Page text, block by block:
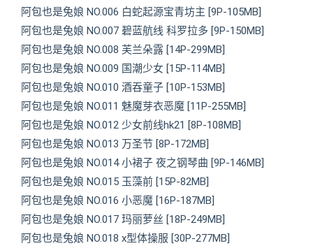
阿包也是兔娘 NO.006 白蛇起源宝青坊主 [9P-105MB]
阿包也是兔娘 NO.007 碧蓝航线 科罗拉多 [9P-150MB]
阿包也是兔娘 NO.008 芙兰朵露 [14P-299MB]
阿包也是兔娘 NO.009 国潮少女 [15P-114MB]
阿包也是兔娘 NO.010 酒吞童子 [10P-153MB]
阿包也是兔娘 NO.011 魅魔芽衣恶魔 [11P-255MB]
阿包也是兔娘 NO.012 少女前线hk21 [8P-108MB]
阿包也是兔娘 NO.013 万圣节 [8P-172MB]
阿包也是兔娘 NO.014 小裙子 夜之钢琴曲 [9P-146MB]
阿包也是兔娘 NO.015 玉藻前 [15P-82MB]
阿包也是兔娘 NO.016 小恶魔 [16P-187MB]
阿包也是兔娘 NO.017 玛丽萝丝 [18P-249MB]
阿包也是兔娘 NO.018 x型体操服 [30P-277MB]